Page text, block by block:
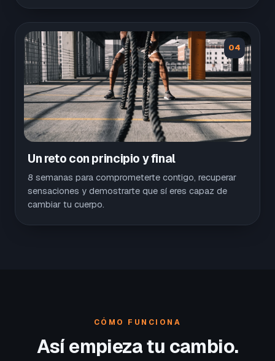
04
Un reto con principio y final
8 semanas para comprometerte contigo, recuperar
sensaciones y demostrarte que sí eres capaz de
cambiar tu cuerpo.
CÓMO FUNCIONA
Así empieza tu cambio.